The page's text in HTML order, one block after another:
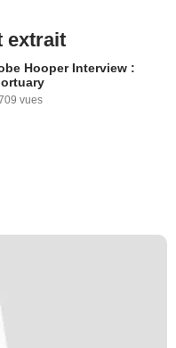
extrait
Hooper Interview :
vues